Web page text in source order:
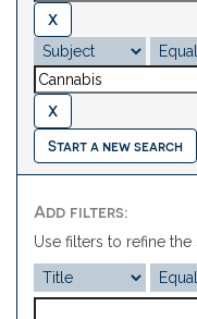
Start a new search
Add filters:
Use filters to refine the